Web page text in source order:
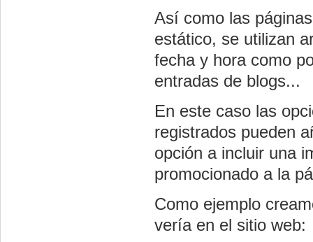
Así como las
estático, se utilizan
fecha y hora como
entradas de blogs...
En este caso las
registrados pueden
opción a incluir una
promocionado a la
Como ejemplo
vería en el sitio web: